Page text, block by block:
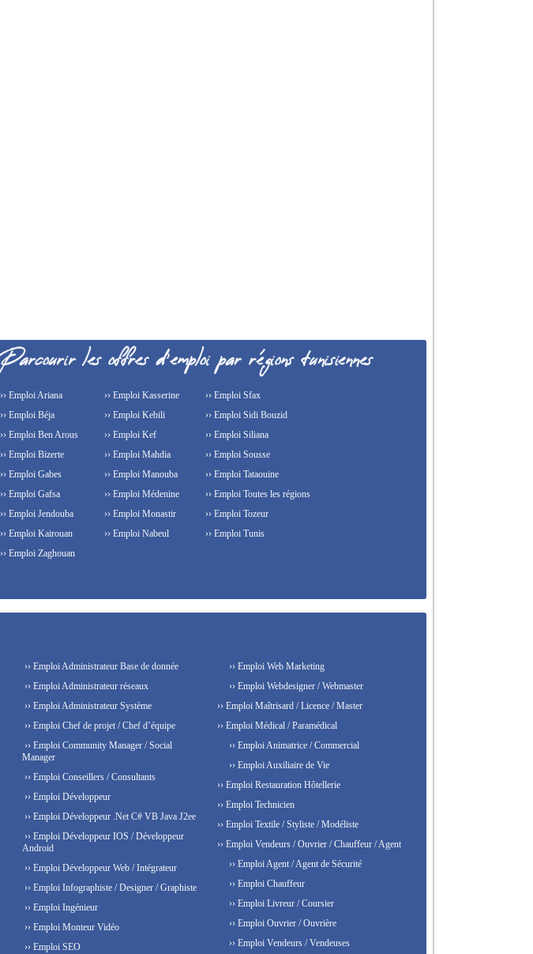
›› Emploi Ariana
›› Emploi Béja
›› Emploi Ben Arous
›› Emploi Bizerte
›› Emploi Gabes
›› Emploi Gafsa
›› Emploi Jendouba
›› Emploi Kairouan
›› Emploi Kasserine
›› Emploi Kebili
›› Emploi Kef
›› Emploi Mahdia
›› Emploi Manouba
›› Emploi Médenine
›› Emploi Monastir
›› Emploi Nabeul
›› Emploi Sfax
›› Emploi Sidi Bouzid
›› Emploi Siliana
›› Emploi Sousse
›› Emploi Tataouine
›› Emploi Toutes les régions
›› Emploi Tozeur
›› Emploi Tunis
›› Emploi Zaghouan
›› Emploi Administrateur Base de donnée
›› Emploi Administrateur réseaux
›› Emploi Administrateur Système
›› Emploi Chef de projet / Chef d’équipe
›› Emploi Community Manager / Social
Manager
›› Emploi Conseillers / Consultants
›› Emploi Développeur
›› Emploi Développeur .Net C# VB Java J2ee
›› Emploi Développeur IOS / Développeur
Android
›› Emploi Développeur Web / Intégrateur
›› Emploi Infographiste / Designer / Graphiste
›› Emploi Ingénieur
›› Emploi Monteur Vidéo
›› Emploi SEO
›› Emploi Web Marketing
›› Emploi Webdesigner / Webmaster
›› Emploi Maîtrisard / Licence / Master
›› Emploi Médical / Paramédical
›› Emploi Animatrice / Commercial
›› Emploi Auxiliaire de Vie
›› Emploi Restauration Hôtellerie
›› Emploi Technicien
›› Emploi Textile / Styliste / Modéliste
›› Emploi Vendeurs / Ouvrier / Chauffeur / Agent
›› Emploi Agent / Agent de Sécurité
›› Emploi Chauffeur
›› Emploi Livreur / Coursier
›› Emploi Ouvrier / Ouvrière
›› Emploi Vendeurs / Vendeuses